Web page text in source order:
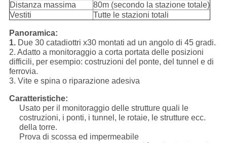
Distanza massima
80m (secondo la stazione totale)
Vestiti
Tutte le stazioni totali
Panoramica:
1. Due 30 catadiottri x30 montati ad un angolo di 45 gradi.
2. Adatto a monitoraggio a corta portata delle posizioni
difficili, per esempio: costruzioni del ponte, del tunnel e di
ferrovia.
3. Vite e spina o riparazione adesiva
Caratteristiche:
Usato per il monitoraggio delle strutture quali le
costruzioni, i ponti, i tunnel, le rotaie, le strutture ecc.
della torre.
Prova di scossa ed impermeabile